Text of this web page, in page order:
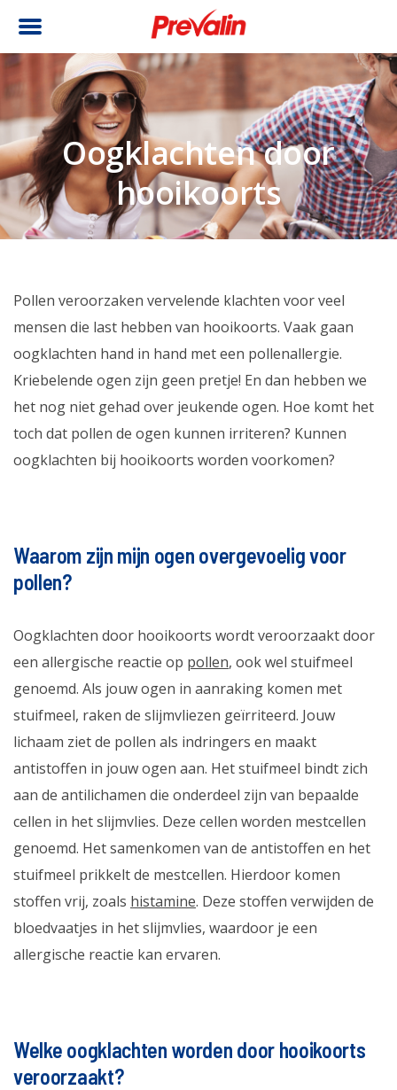
Oogklachten door
hooikoorts
Pollen veroorzaken vervelende klachten voor veel
mensen die last hebben van hooikoorts. Vaak gaan
oogklachten hand in hand met een pollenallergie.
Kriebelende ogen zijn geen pretje! En dan hebben we
het nog niet gehad over jeukende ogen. Hoe komt het
toch dat pollen de ogen kunnen irriteren? Kunnen
oogklachten bij hooikoorts worden voorkomen?
Waarom zijn mijn ogen overgevoelig voor
pollen?
Oogklachten door hooikoorts wordt veroorzaakt door
een allergische reactie op pollen, ook wel stuifmeel
genoemd. Als jouw ogen in aanraking komen met
stuifmeel, raken de slijmvliezen geïrriteerd. Jouw
lichaam ziet de pollen als indringers en maakt
antistoffen in jouw ogen aan. Het stuifmeel bindt zich
aan de antilichamen die onderdeel zijn van bepaalde
cellen in het slijmvlies. Deze cellen worden mestcellen
genoemd. Het samenkomen van de antistoffen en het
stuifmeel prikkelt de mestcellen. Hierdoor komen
stoffen vrij, zoals histamine. Deze stoffen verwijden de
bloedvaatjes in het slijmvlies, waardoor je een
allergische reactie kan ervaren.
Welke oogklachten worden door hooikoorts
veroorzaakt?